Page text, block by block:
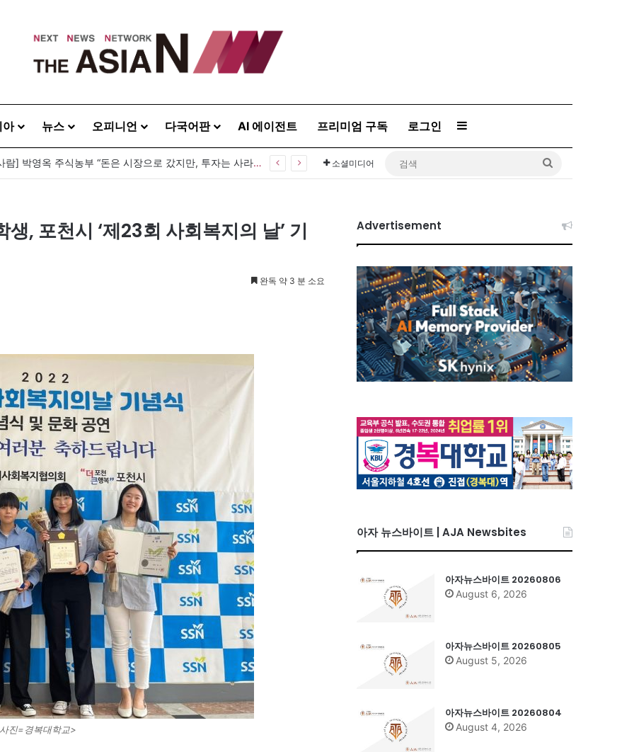
아 뉴스 오피니언 다국어판 AI 에이전트 프리미엄 구독 로그인 Sidebar
[이상기가 만난 사람] 박영옥 주식농부 “돈은 시장으로 갔지만, 투자는 사라지고 거래만 남았다” 소셜미디어
, 포천시 ‘제23회 사회복지의 날’ 기
완독 약 3 분 소요
진=경복대학교>
Advertisement
아자 뉴스바이트 | AJA Newsbites
아자뉴스바이트 20260806
August 6, 2026
아자뉴스바이트 20260805
August 5, 2026
아자뉴스바이트 20260804
August 4, 2026